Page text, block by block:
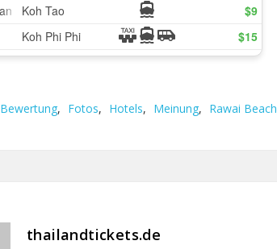
Bewertung, Fotos, Hotels, Meinung, Rawai Beach
thailandtickets.de